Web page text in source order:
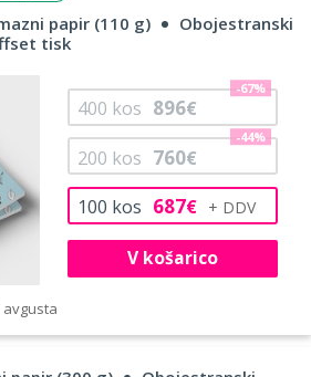
papir (110 g)
Obojestranski
tisk
100 kos 687€
200 kos 760€
-44%
400 kos 896€
-67%
V košarico
avgusta